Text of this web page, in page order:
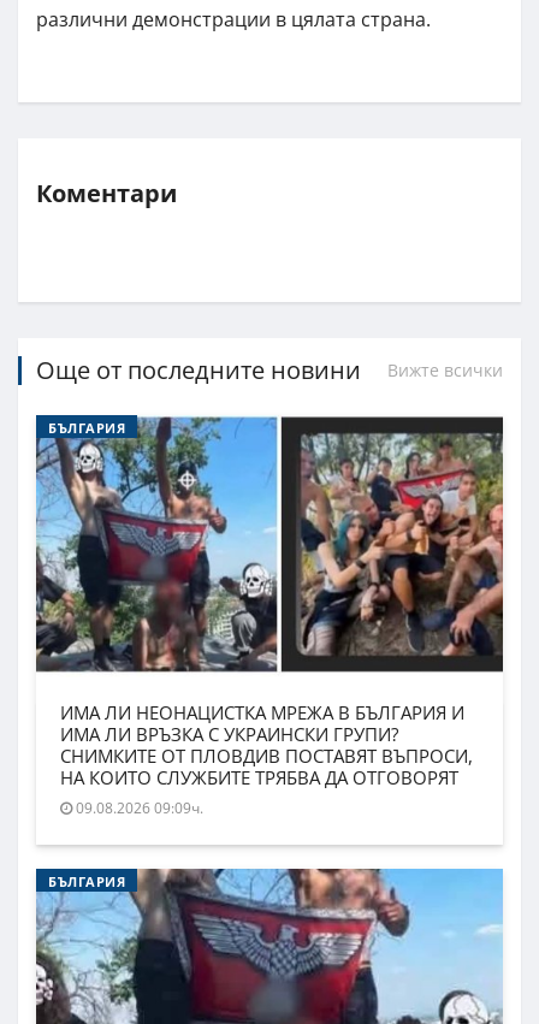
различни демонстрации в цялата страна.
Коментари
Още от последните новини Вижте всички
БЪЛГАРИЯ
ИМА ЛИ НЕОНАЦИСТКА МРЕЖА В БЪЛГАРИЯ И
ИМА ЛИ ВРЪЗКА С УКРАИНСКИ ГРУПИ?
СНИМКИТЕ ОТ ПЛОВДИВ ПОСТАВЯТ ВЪПРОСИ,
НА КОИТО СЛУЖБИТЕ ТРЯБВА ДА ОТГОВОРЯТ
09.08.2026 09:09ч.
БЪЛГАРИЯ